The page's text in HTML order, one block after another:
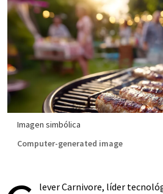
Imagen simbólica
Computer-generated image
lever Carnivore, líder